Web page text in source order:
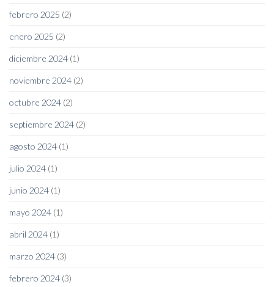
febrero 2025 (2)
enero 2025 (2)
diciembre 2024 (1)
noviembre 2024 (2)
octubre 2024 (2)
septiembre 2024 (2)
agosto 2024 (1)
julio 2024 (1)
junio 2024 (1)
mayo 2024 (1)
abril 2024 (1)
marzo 2024 (3)
febrero 2024 (3)